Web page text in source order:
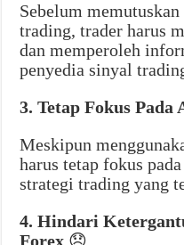
Sebelum
trading, trader harus
dan memperoleh
penyedia sinyal
3. Tetap Fokus Pada
Meskipun
harus tetap fokus
strategi trading yang
4. Hindari
Forex 😞